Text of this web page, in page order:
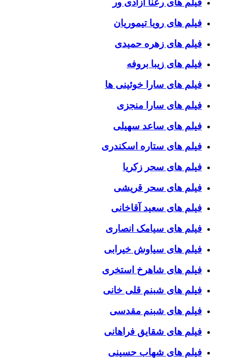
فیلم های رعنا آزادی ور
فیلم های رویا تیموریان
فیلم های زهره حمیدی
فیلم های زیبا بروفه
فیلم های سارا خوئینی ها
فیلم های سارا منجزی
فیلم های ساعد سهیلی
فیلم های ستاره اسکندری
فیلم های سحر زکریا
فیلم های سحر قریشی
فیلم های سعید آقاخانی
فیلم های سیامک انصاری
فیلم های سیاوش خیرابی
فیلم های شاهرخ استخری
فیلم های شبنم قلی خانی
فیلم های شبنم مقدسی
فیلم های شقایق فراهانی
فیلم های شهاب حسینی